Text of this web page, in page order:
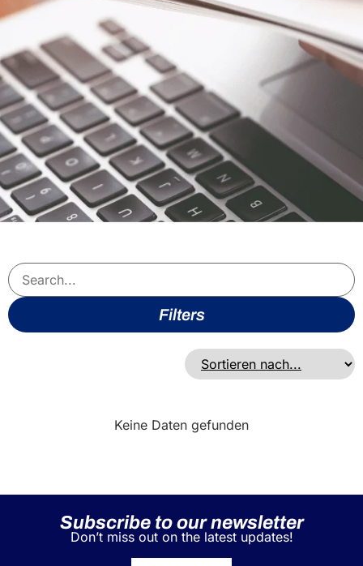
Filters
Keine Daten gefunden
Subscribe to our newsletter
Don’t miss out on the latest updates!